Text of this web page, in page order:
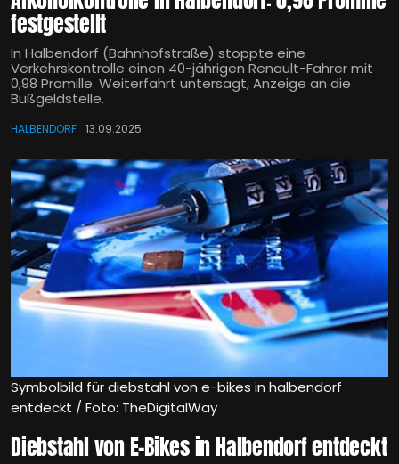
festgestellt
In Halbendorf (Bahnhofstraße) stoppte eine
Verkehrskontrolle einen 40-jährigen Renault-Fahrer mit
0,98 Promille. Weiterfahrt untersagt, Anzeige an die
Bußgeldstelle.
HALBENDORF 13.09.2025
Symbolbild für diebstahl von e-bikes in halbendorf
entdeckt / Foto: TheDigitalWay
Diebstahl von E-Bikes in Halbendorf entdeckt